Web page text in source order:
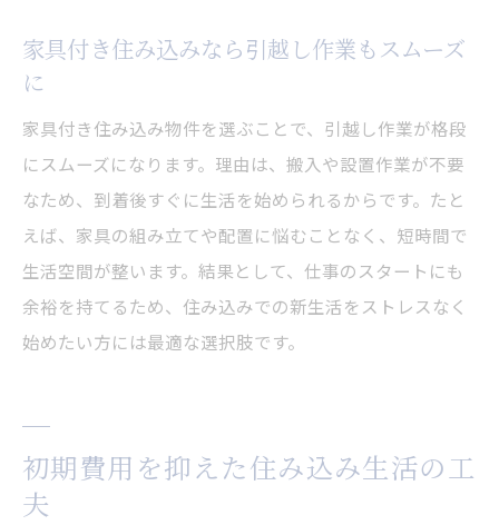
家具付き住み込みなら引越し作業もスムーズ
に
家具付き住み込み物件を選ぶことで、引越し作業が格段
にスムーズになります。理由は、搬入や設置作業が不要
なため、到着後すぐに生活を始められるからです。たと
えば、家具の組み立てや配置に悩むことなく、短時間で
生活空間が整います。結果として、仕事のスタートにも
余裕を持てるため、住み込みでの新生活をストレスなく
始めたい方には最適な選択肢です。
初期費用を抑えた住み込み生活の工
夫